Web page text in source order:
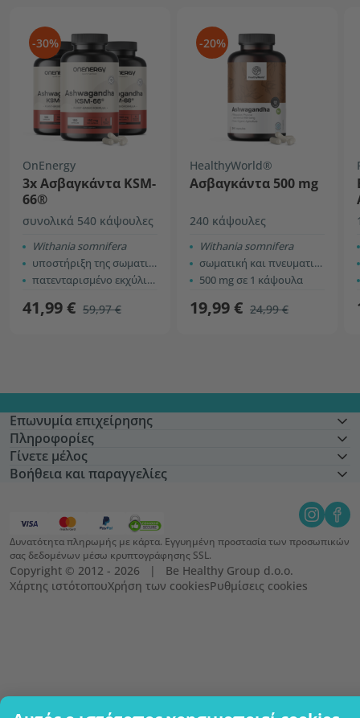
-30%
OnEnergy
3x Ασβαγκάντα KSM-
66®
συνολικά 540 κάψουλες
Withania somnifera
υποστήριξη της σωματικής και ψυχικής απόδοσης
πατενταρισμένο εκχύλισμα KSM-66®
41,99 € 59,97 €
-20%
HealthyWorld®
Ασβαγκάντα 500 mg
240 κάψουλες
Withania somnifera
σωματική και πνευματική απόδοση
500 mg σε 1 κάψουλα
19,99 € 24,99 €
Επωνυμία επιχείρησης
Πληροφορίες
Γίνετε μέλος
Βοήθεια και παραγγελίες
Δυνατότητα πληρωμής με κάρτα. Εγγυημένη προστασία των προσωπικών
σας δεδομένων μέσω κρυπτογράφησης SSL.
Copyright © 2012 - 2026   |   Be Healthy Group d.o.o.
Χάρτης ιστότοπουΧρήση των cookiesΡυθμίσεις cookies